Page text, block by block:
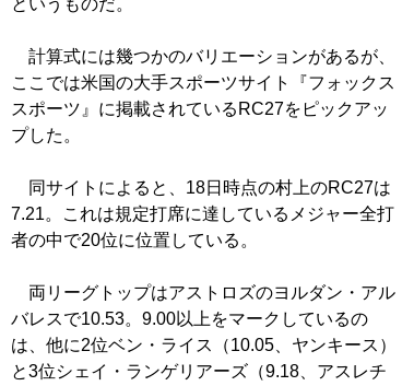
計算式には幾つかのバリエーションがあるが、
ここでは米国の大手スポーツサイト『フォックス
スポーツ』に掲載されているRC27をピックアッ
プした。
同サイトによると、18日時点の村上のRC27は
7.21。これは規定打席に達しているメジャー全打
者の中で20位に位置している。
両リーグトップはアストロズのヨルダン・アル
バレスで10.53。9.00以上をマークしているの
は、他に2位ベン・ライス（10.05、ヤンキース）
と3位シェイ・ランゲリアーズ（9.18、アスレチ